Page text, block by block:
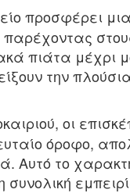
προσφέρει
πιάτα μέχρι
την
οι
όροφο,
Αυτό το